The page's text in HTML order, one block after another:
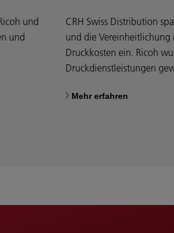
und
und
CRH Swiss Distribution
und die
Druckkosten ein. Ricoh
Druckdienstleistungen
Mehr erfahren